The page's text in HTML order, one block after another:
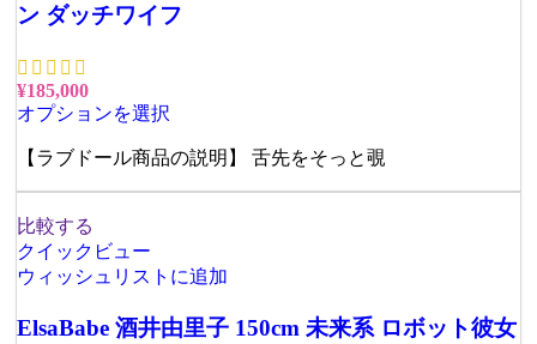
ン ダッチワイフ
¥185,000
オプションを選択
【ラブドール商品の説明】 舌先をそっと覗
比較する
クイックビュー
ウィッシュリストに追加
ElsaBabe 酒井由里子 150cm 未来系 ロボット彼女